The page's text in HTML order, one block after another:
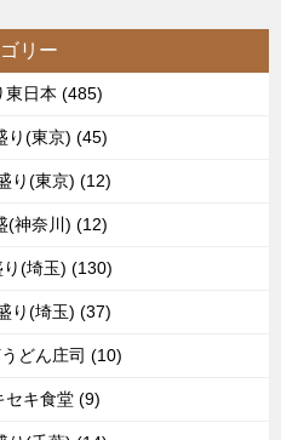
リー
東日本 (485)
り(東京) (45)
り(東京) (12)
(神奈川) (12)
り(埼玉) (130)
り(埼玉) (37)
どん庄司 (10)
セキ食堂 (9)